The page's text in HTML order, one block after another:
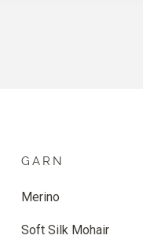
GARN
Merino
Soft Silk Mohair